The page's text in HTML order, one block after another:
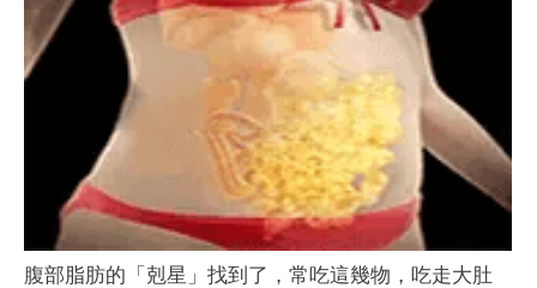
腹部脂肪的「剋星」找到了，常吃這幾物，吃走大肚